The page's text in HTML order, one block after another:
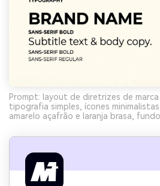
Prompt: layout de diretrizes de
tipografia simples, ícones
amarelo açafrão e laranja brasa,